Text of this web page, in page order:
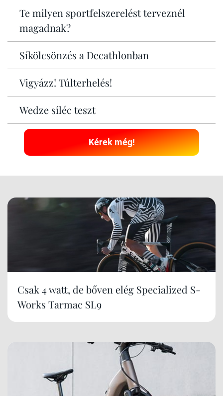
Te milyen sportfelszerelést terveznél
magadnak?
Síkölcsönzés a Decathlonban
Vigyázz! Túlterhelés!
Wedze síléc teszt
Kérek még!
Csak 4 watt, de bőven elég Specialized S-
Works Tarmac SL9